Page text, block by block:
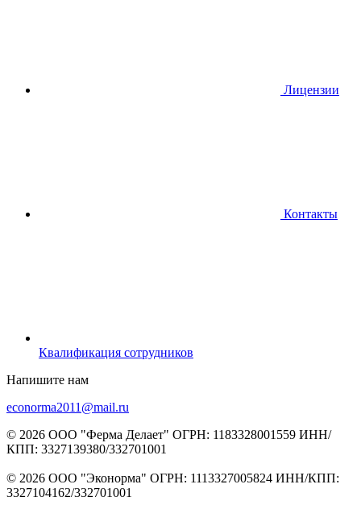
Лицензии
Контакты
Квалификация сотрудников
Напишите нам
econorma2011@mail.ru
© 2026 ООО "Ферма Делает" ОГРН: 1183328001559 ИНН/
КПП: 3327139380/332701001
© 2026 ООО "Эконорма" ОГРН: 1113327005824 ИНН/КПП:
3327104162/332701001